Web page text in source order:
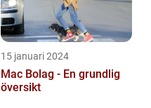
15 januari 2024
Mac Bolag - En grundlig
översikt